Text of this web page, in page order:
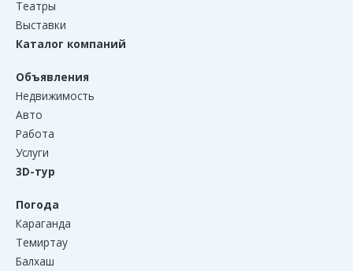
Театры
Выставки
Каталог компаний
Объявления
Недвижимость
Авто
Работа
Услуги
3D-тур
Погода
Караганда
Темиртау
Балхаш